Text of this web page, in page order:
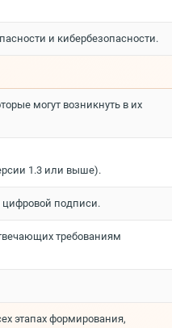
и кибербезопасности.
могут возникнуть в их
1.3 или выше).
подписи.
требованиям
этапах формирования,